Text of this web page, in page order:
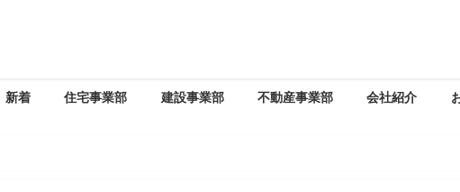
新着 住宅事業部 建設事業部 不動産事業部 会社紹介